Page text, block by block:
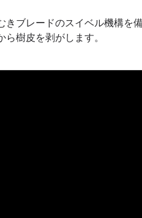
きブレードのスイベル機構を
樹皮を剥がします。